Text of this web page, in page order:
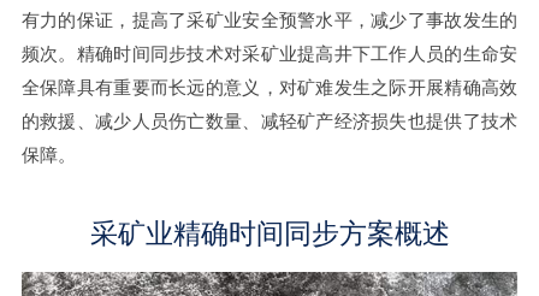
有力的保证，提高了采矿业安全预警水平，减少了事故发生的
频次。精确时间同步技术对采矿业提高井下工作人员的生命安
全保障具有重要而长远的意义，对矿难发生之际开展精确高效
的救援、减少人员伤亡数量、减轻矿产经济损失也提供了技术
保障。
采矿业精确时间同步方案概述